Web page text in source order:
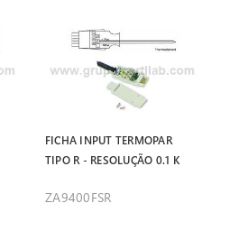
FICHA INPUT TERMOPAR
TIPO R - RESOLUÇÃO 0.1 K
ZA9400FSR